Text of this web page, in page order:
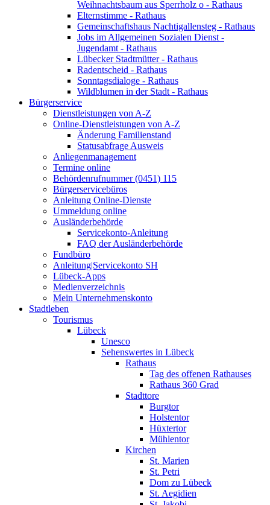
Weihnachtsbaum aus Sperrholz o - Rathaus
Elternstimme - Rathaus
Gemeinschaftshaus Nachtigallensteg - Rathaus
Jobs im Allgemeinen Sozialen Dienst -
Jugendamt - Rathaus
Lübecker Stadtmütter - Rathaus
Radentscheid - Rathaus
Sonntagsdialoge - Rathaus
Wildblumen in der Stadt - Rathaus
Bürgerservice
Dienstleistungen von A-Z
Online-Dienstleistungen von A-Z
Änderung Familienstand
Statusabfrage Ausweis
Anliegenmanagement
Termine online
Behördenrufnummer (0451) 115
Bürgerservicebüros
Anleitung Online-Dienste
Ummeldung online
Ausländerbehörde
Servicekonto-Anleitung
FAQ der Ausländerbehörde
Fundbüro
Anleitung|Servicekonto SH
Lübeck-Apps
Medienverzeichnis
Mein Unternehmenskonto
Stadtleben
Tourismus
Lübeck
Unesco
Sehenswertes in Lübeck
Rathaus
Tag des offenen Rathauses
Rathaus 360 Grad
Stadttore
Burgtor
Holstentor
Hüxtertor
Mühlentor
Kirchen
St. Marien
St. Petri
Dom zu Lübeck
St. Aegidien